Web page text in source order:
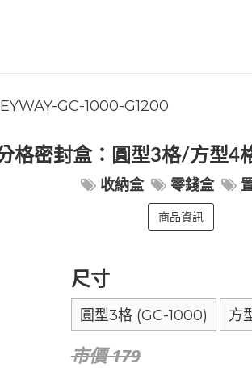
GC-1000-G1200
格密封盒：圓型3格/方型4
收納盒 零錢盒
商品資訊
尺寸
圓型3格 (GC-1000) 方
市價 179